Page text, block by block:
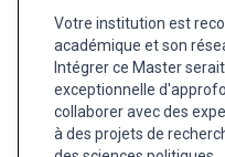
Votre institution est
académique et son
Intégrer ce Master
exceptionnelle
collaborer avec des
à des projets de